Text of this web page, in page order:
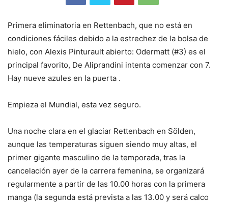
Primera eliminatoria en Rettenbach, que no está en
condiciones fáciles debido a la estrechez de la bolsa de
hielo, con Alexis Pinturault abierto: Odermatt (#3) es el
principal favorito, De Aliprandini intenta comenzar con 7.
Hay nueve azules en la puerta .
Empieza el Mundial, esta vez seguro.
Una noche clara en el glaciar Rettenbach en Sölden,
aunque las temperaturas siguen siendo muy altas, el
primer gigante masculino de la temporada, tras la
cancelación ayer de la carrera femenina, se organizará
regularmente a partir de las 10.00 horas con la primera
manga (la segunda está prevista a las 13.00 y será calco